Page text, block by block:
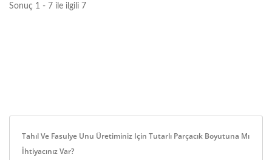
Sonuç 1 - 7 ile ilgili 7
Tahıl Ve Fasulye Unu Üretiminiz Için Tutarlı Parçacık Boyutuna Mı
İhtiyacınız Var?